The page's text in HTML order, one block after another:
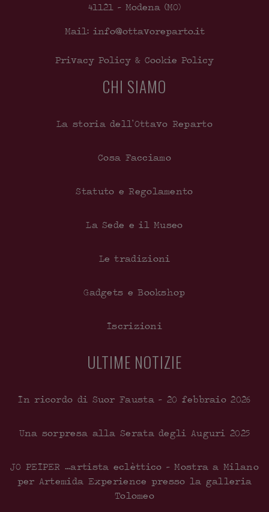
41121 - Modena (MO)
Mail: info@ottavoreparto.it
Privacy Policy & Cookie Policy
CHI SIAMO
La storia dell’Ottavo Reparto
Cosa Facciamo
Statuto e Regolamento
La Sede e il Museo
Le tradizioni
Gadgets e Bookshop
Iscrizioni
ULTIME NOTIZIE
In ricordo di Suor Fausta – 20 febbraio 2026
Una sorpresa alla Serata degli Auguri 2025
JO PEIPER …artista eclèttico – Mostra a Milano
per Artemida Experience presso la galleria
Tolomeo